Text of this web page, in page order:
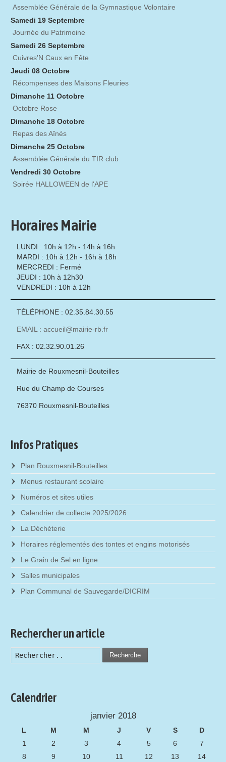
Assemblée Générale de la Gymnastique Volontaire
Samedi 19 Septembre
Journée du Patrimoine
Samedi 26 Septembre
Cuivres'N Caux en Fête
Jeudi 08 Octobre
Récompenses des Maisons Fleuries
Dimanche 11 Octobre
Octobre Rose
Dimanche 18 Octobre
Repas des Aînés
Dimanche 25 Octobre
Assemblée Générale du TIR club
Vendredi 30 Octobre
Soirée HALLOWEEN de l'APE
Horaires Mairie
LUNDI : 10h à 12h - 14h à 16h
MARDI : 10h à 12h - 16h à 18h
MERCREDI : Fermé
JEUDI : 10h à 12h30
VENDREDI : 10h à 12h
TÉLÉPHONE : 02.35.84.30.55
EMAIL : accueil@mairie-rb.fr
FAX : 02.32.90.01.26
Mairie de Rouxmesnil-Bouteilles
Rue du Champ de Courses
76370 Rouxmesnil-Bouteilles
Infos Pratiques
Plan Rouxmesnil-Bouteilles
Menus restaurant scolaire
Numéros et sites utiles
Calendrier de collecte 2025/2026
La Déchèterie
Horaires réglementés des tontes et engins motorisés
Le Grain de Sel en ligne
Salles municipales
Plan Communal de Sauvegarde/DICRIM
Rechercher un article
Recherche
Calendrier
janvier 2018
L M M J V S
D
1
2 3 4 5 6
7
8
9 10 11 12 13 14